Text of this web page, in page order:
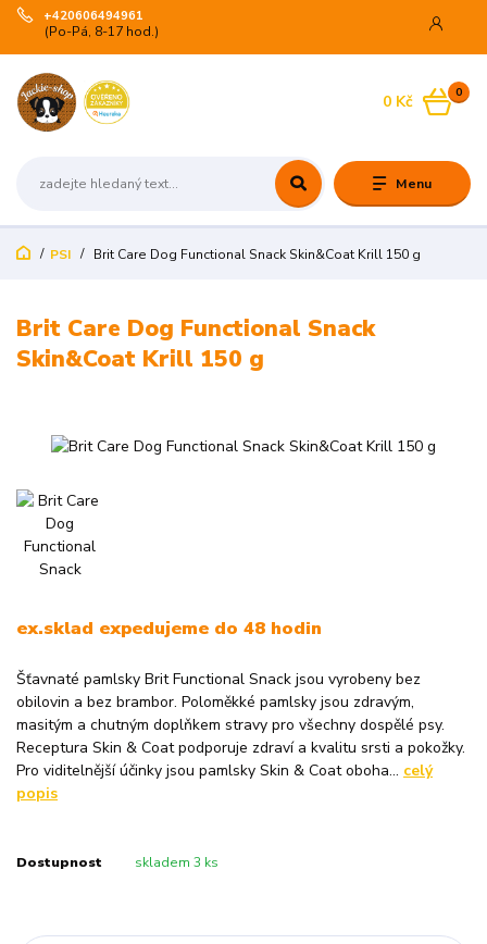
Menu
+420606494961
(Po-Pá, 8-17 hod.)
0
0 Kč
PSI Brit Care Dog Functional Snack Skin&Coat Krill 150 g
Brit Care Dog Functional Snack
Skin&Coat Krill 150 g
ex.sklad expedujeme do 48 hodin
Šťavnaté pamlsky Brit Functional Snack jsou vyrobeny bez
obilovin a bez brambor. Poloměkké pamlsky jsou zdravým,
masitým a chutným doplňkem stravy pro všechny dospělé psy.
Receptura Skin & Coat podporuje zdraví a kvalitu srsti a pokožky.
Pro viditelnější účinky jsou pamlsky Skin & Coat oboha... celý
popis
Dostupnost skladem 3 ks